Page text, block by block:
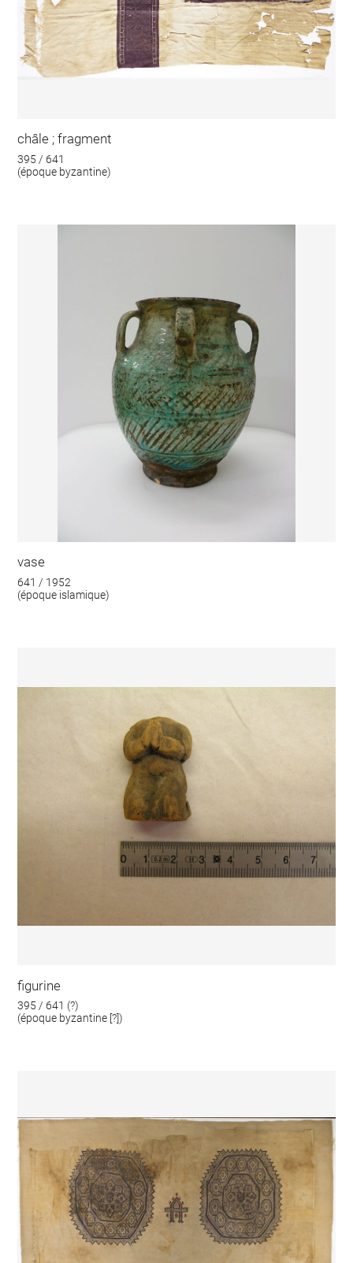
châle ; fragment
395 / 641
(époque byzantine)
vase
641 / 1952
(époque islamique)
figurine
395 / 641 (?)
(époque byzantine [?])